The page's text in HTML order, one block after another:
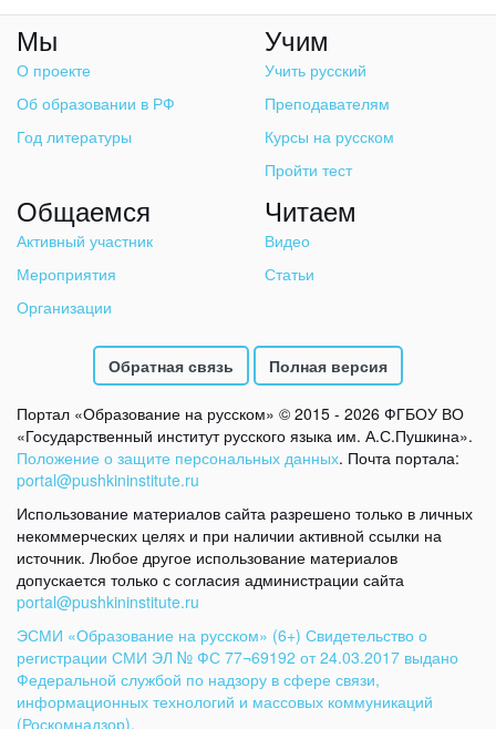
Мы
О проекте
Об образовании в РФ
Год литературы
Учим
Учить русский
Преподавателям
Курсы на русском
Пройти тест
Общаемся
Активный участник
Мероприятия
Организации
Читаем
Видео
Статьи
Обратная связь Полная версия
Портал «Образование на русском» © 2015 - 2026 ФГБОУ ВО
«Государственный институт русского языка им. А.С.Пушкина».
Положение о защите персональных данных. Почта портала:
portal@pushkininstitute.ru
Использование материалов сайта разрешено только в личных
некоммерческих целях и при наличии активной ссылки на
источник. Любое другое использование материалов
допускается только с согласия администрации сайта
portal@pushkininstitute.ru
ЭСМИ «Образование на русском» (6+) Свидетельство о
регистрации СМИ ЭЛ № ФС 77¬69192 от 24.03.2017 выдано
Федеральной службой по надзору в сфере связи,
информационных технологий и массовых коммуникаций
(Роскомнадзор).